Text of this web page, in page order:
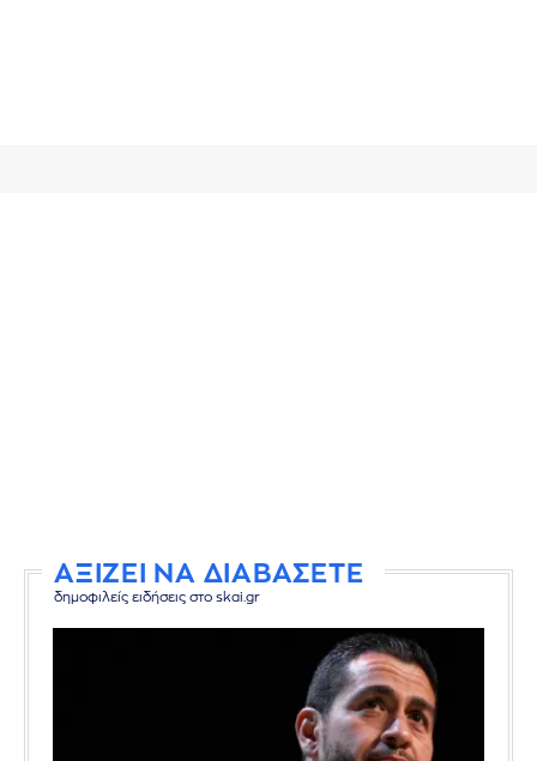
ΑΞΙΖΕΙ ΝΑ ΔΙΑΒΑΣΕΤΕ
δημοφιλείς ειδήσεις στο skai.gr